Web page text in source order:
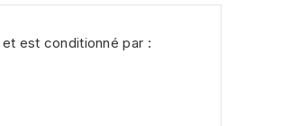
est conditionné par :